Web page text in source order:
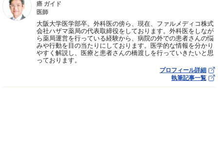
癌 ガイド
医師
大阪大学医学部卒。外科医の傍ら、現在、ファルメディコ株式
会社ハザマ薬局の代表取締役をしております。外科医をしなが
ら薬局運営を行っている経験から、病院の外での患者さんの悩
みや行動を目の当たりにしております。医学的な情報を分かり
やすく解説し、医療と患者さんの橋渡しを行っていきたいと思
っております。
プロフィール詳細
執筆記事一覧